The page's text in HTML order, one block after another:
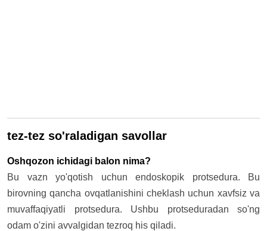
tez-tez so'raladigan savollar
Oshqozon ichidagi balon nima?
Bu vazn yo'qotish uchun endoskopik protsedura. Bu
birovning qancha ovqatlanishini cheklash uchun xavfsiz va
muvaffaqiyatli protsedura. Ushbu protseduradan so'ng
odam o'zini avvalgidan tezroq his qiladi.